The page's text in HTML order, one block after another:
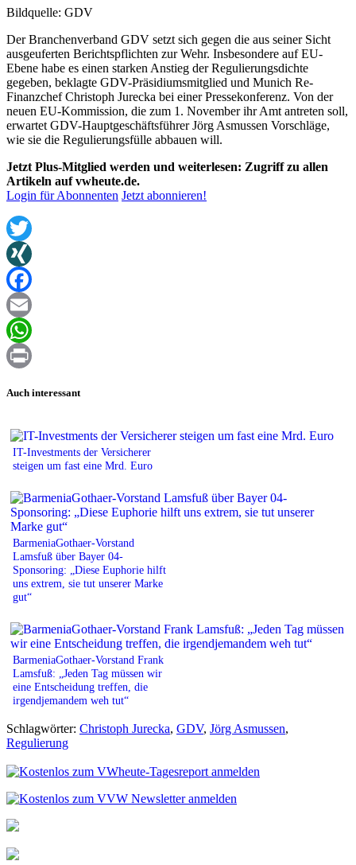
Bildquelle: GDV
Der Branchenverband GDV setzt sich gegen die aus seiner Sicht
ausgeuferten Berichtspflichten zur Wehr. Insbesondere auf EU-
Ebene habe es einen starken Anstieg der Regulierungsdichte
gegeben, beklagte GDV-Präsidiumsmitglied und Munich Re-
Finanzchef Christoph Jurecka bei einer Pressekonferenz. Von der
neuen EU-Kommission, die zum 1. November ihr Amt antreten soll,
erwartet GDV-Hauptgeschäftsführer Jörg Asmussen Vorschläge,
wie sie die Regulierungsfülle abbauen will.
Jetzt Plus-Mitglied werden und weiterlesen: Zugriff zu allen
Artikeln auf vwheute.de.
Login für Abonnenten Jetzt abonnieren!
Twitter
XING
Facebook
Email
WhatsApp
Auch interessant
IT-Investments der Versicherer
steigen um fast eine Mrd. Euro
BarmeniaGothaer-Vorstand
Lamsfuß über Bayer 04-
Sponsoring: „Diese Euphorie hilft
uns extrem, sie tut unserer Marke
gut“
BarmeniaGothaer-Vorstand Frank
Lamsfuß: „Jeden Tag müssen wir
eine Entscheidung treffen, die
irgendjemandem weh tut“
Schlagwörter: Christoph Jurecka, GDV, Jörg Asmussen,
Regulierung